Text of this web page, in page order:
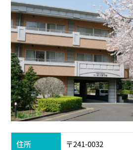
住所
〒241-0032